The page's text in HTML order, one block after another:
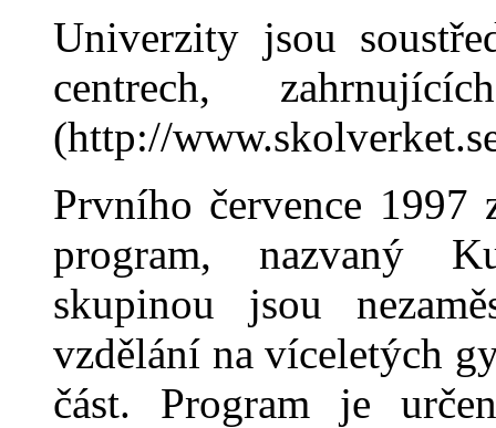
Univerzity jsou
centrech, zahrn
(http://
Prvního července 1997
program, nazvaný
skupinou jsou
vzdělání na víceletých
část. Program je